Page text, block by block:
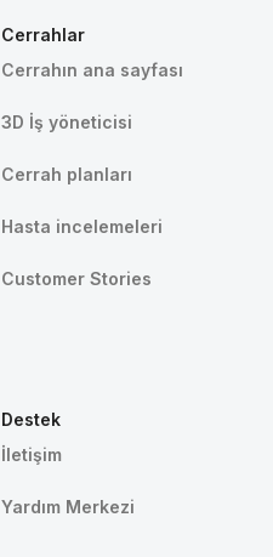
Cerrahlar
Cerrahın ana sayfası
3D İş yöneticisi
Cerrah planları
Hasta incelemeleri
Customer Stories
Destek
İletişim
Yardım Merkezi